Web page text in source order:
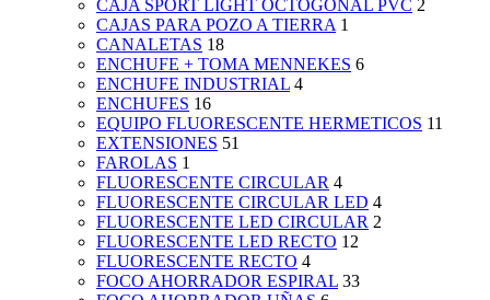
CAJA SPORT LIGHT OCTOGONAL PVC 2
CAJAS PARA POZO A TIERRA 1
CANALETAS 18
ENCHUFE + TOMA MENNEKES 6
ENCHUFE INDUSTRIAL 4
ENCHUFES 16
EQUIPO FLUORESCENTE HERMETICOS 11
EXTENSIONES 51
FAROLAS 1
FLUORESCENTE CIRCULAR 4
FLUORESCENTE CIRCULAR LED 4
FLUORESCENTE LED CIRCULAR 2
FLUORESCENTE LED RECTO 12
FLUORESCENTE RECTO 4
FOCO AHORRADOR ESPIRAL 33